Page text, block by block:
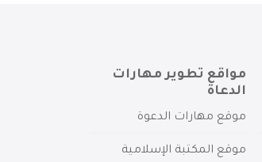
مواقع تطوير مهارات
الدعاة
موقع مهارات الدعوة
موقع المكتبة الإسلامية